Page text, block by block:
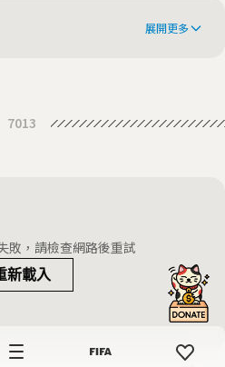
展開更多
agree to relocate
agree to
deal to leave illegal
7013
敗，請檢查網路後重試
新載入